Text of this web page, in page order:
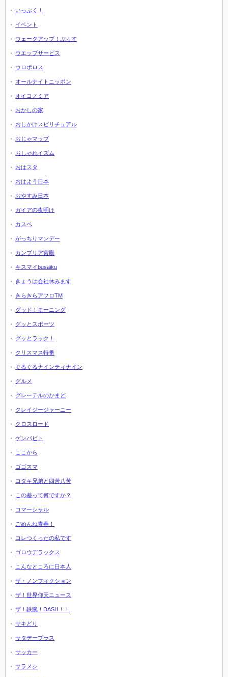
いっぷく！
イベント
ウェークアップ！ぷらす
ウエッブサービス
ウロボロス
オールナイトニッポン
オイコノミア
おかしの家
おしかけスピリチュアル
おじゃマップ
おしゃれイズム
おはスタ
おはよう日本
おやすみ日本
ガイアの夜明け
カスペ
がっちりマンデー
カンブリア宮殿
キスマイbusaiku
きょうは会社休みます
きらきらアフロTM
グッド！モーニング
グッとスポーツ
グッとラック！
クリスマス特番
ぐるぐるナインティナイン
グルメ
グレーテルのかまど
クレイジージャーニー
クロスロード
ゲンバビト
ここから
ゴゴスマ
コタキ兄弟と四苦八苦
この差って何ですか？
コマーシャル
ごめんね青春！
コレつくったの私です
ゴロウデラックス
こんなところに日本人
ザ・ノンフィクション
ザ！世界仰天ニュース
ザ！鉄腕！DASH！！
サキどり
サタデープラス
サッカー
サラメシ